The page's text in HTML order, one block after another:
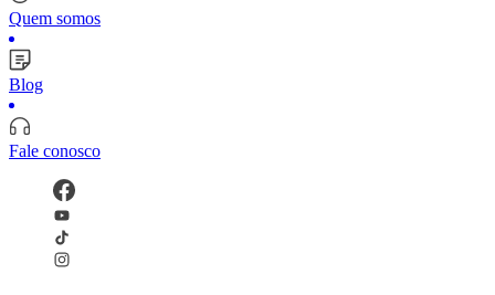
Quem somos
Blog
Fale conosco